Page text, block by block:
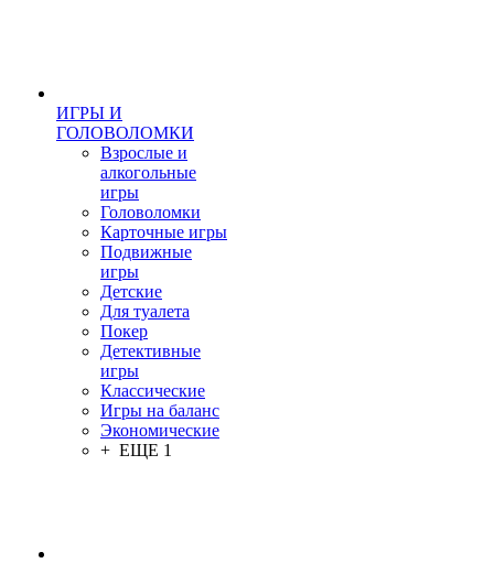
ИГРЫ И
ГОЛОВОЛОМКИ
Взрослые и
алкогольные
игры
Головоломки
Карточные игры
Подвижные
игры
Детские
Для туалета
Покер
Детективные
игры
Классические
Игры на баланс
Экономические
+ ЕЩЕ 1